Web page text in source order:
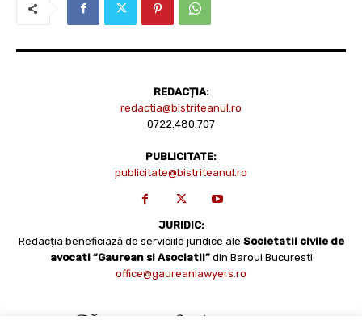
REDACȚIA:
redactia@bistriteanul.ro
0722.480.707
PUBLICITATE:
publicitate@bistriteanul.ro
JURIDIC:
Redacția beneficiază de serviciile juridice ale Societatii civile de
avocati “Gaurean si Asociatii” din Baroul Bucuresti
office@gaureanlawyers.ro